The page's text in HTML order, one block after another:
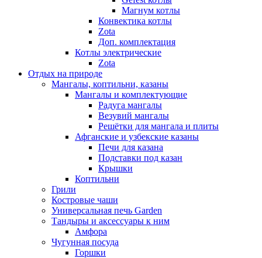
Магнум котлы
Конвектика котлы
Zota
Доп. комплектация
Котлы электрические
Zota
Отдых на природе
Мангалы, коптильни, казаны
Мангалы и комплектующие
Радуга мангалы
Везувий мангалы
Решётки для мангала и плиты
Афганские и узбекские казаны
Печи для казана
Подставки под казан
Крышки
Коптильни
Грили
Костровые чаши
Универсальная печь Garden
Тандыры и аксессуары к ним
Амфора
Чугунная посуда
Горшки